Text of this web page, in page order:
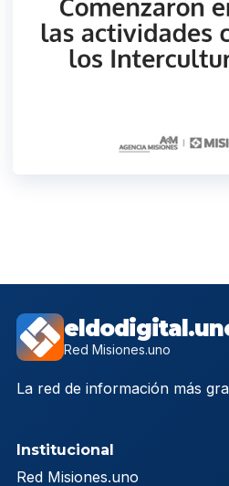
Red Misiones.uno
La red de información más
Institucional
Red Misiones.uno